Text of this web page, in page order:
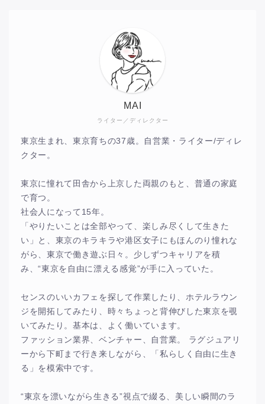
ライター／ディレクター
MAI
東京生まれ、東京育ちの37歳。自営業・ライター/ディレ
クター。
東京に憧れて田舎から上京した両親のもと、普通の家庭
で育つ。
社会人になって15年。
「やりたいことは全部やって、楽しみ尽くして生きた
い」と、東京のキラキラや港区女子にもほんのり憧れな
がら、東京で働き遊ぶ日々。少しずつキャリアを積
み、“東京を自由に漂える感覚”が手に入っていた。
センスのいいカフェを探して作業したり、ホテルラウン
ジを開拓してみたり、時々ちょっと背伸びした東京を覗
いてみたり。基本は、よく働いています。
ファッション業界、ベンチャー、自営業。 ラグジュアリ
ーから下町まで行き来しながら、「私らしく自由に生き
る」を模索中です。
“東京を漂いながら生きる”視点で綴る、美しい瞬間のラ